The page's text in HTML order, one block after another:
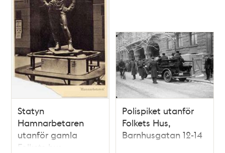
Statyn
Hamnarbetaren
utanför gamla
Folkets hus
Polispiket utanför
Folkets Hus,
Barnhusgatan 12-14